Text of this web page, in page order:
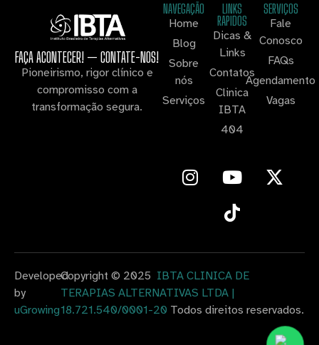
FAÇA ACONTECER! — CONTATE-NOS!
Pioneirismo, rigor clínico e
compromisso com a
transformação segura.
NAVEGAÇÃO
Home
Blog
Sobre
nós
Serviços
LINKS
RAPIDOS
Dicas &
Links
Contatos
Clinica
IBTA
404
SERVIÇOS
Fale
Conosco
FAQs
Agendamento
Vagas
Developed
by
uGrowing
Copyright © 2025 IBTA CLINICA DE
TERAPIAS ALTERNATIVAS LTDA |
18.721.540/0001-20 Todos direitos reservados.